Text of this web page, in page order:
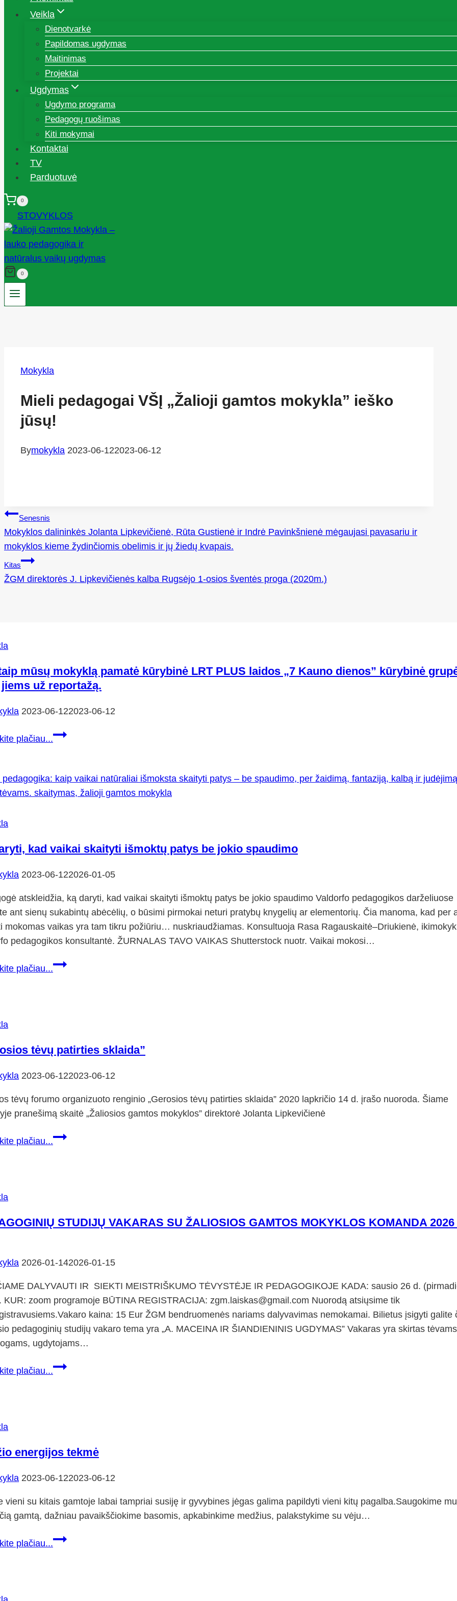
Veikla
Dienotvarkė
Papildomas ugdymas
Maitinimas
Projektai
Ugdymas
Ugdymo programa
Pedagogų ruošimas
Kiti mokymai
Kontaktai
TV
Parduotuvė
0
STOVYKLOS
0
Mokykla
Mieli pedagogai VŠĮ „Žalioji gamtos mokykla” ieško
jūsų!
Bymokykla 2023-06-122023-06-12
Navigacija
tarp
įrašų
Senesnis
Mokyklos dalininkės Jolanta Lipkevičienė, Rūta Gustienė ir Indrė Pavinkšnienė mėgaujasi pavasariu ir
mokyklos kieme žydinčiomis obelimis ir jų žiedų kvapais.
Kitas
ŽGM direktorės J. Lipkevičienės kalba Rugsėjo 1-osios šventės proga (2020m.)
mūsų mokyklą pamatė kūrybinė LRT PLUS laidos „7 Kauno dienos” kūrybinė
už reportažą.
2023-06-122023-06-12
plačiau...Štai
mokyklą
pamatė
laidos
Kauno
kūrybinė
už
kad vaikai skaityti išmoktų patys be jokio spaudimo
2023-06-122026-01-05
atskleidžia, ką daryti, kad vaikai skaityti išmoktų patys be jokio spaudimo Valdorfo pedagogikos darželiuose
ant sienų sukabintų abėcėlių, o būsimi pirmokai neturi pratybų knygelių ar elementorių. Čia manoma, kad per
mokomas vaikas yra tam tikru požiūriu… nuskriaudžiamas. Konsultuoja Rasa Ragauskaitė–Driukienė,
pedagogikos konsultantė. ŽURNALAS TAVO VAIKAS Shutterstock nuotr. Vaikai mokosi…
plačiau...Ką
patys
jokio
tėvų patirties sklaida”
2023-06-122023-06-12
tėvų forumo organizuoto renginio „Gerosios tėvų patirties sklaida” 2020 lapkričio 14 d. įrašo nuoroda. Šiame
pranešimą skaitė „Žaliosios gamtos mokyklos” direktorė Jolanta Lipkevičienė
plačiau...„Gerosios
STUDIJŲ VAKARAS SU ŽALIOSIOS GAMTOS MOKYKLOS KOMANDA 2026
2026-01-142026-01-15
DALYVAUTI IR SIEKTI MEISTRIŠKUMO TĖVYSTĖJE IR PEDAGOGIKOJE KADA: sausio 26 d.
KUR: zoom programoje BŪTINA REGISTRACIJA: zgm.laiskas@gmail.com Nuorodą atsiųsime tik
kaina: 15 Eur ŽGM bendruomenės nariams dalyvavimas nemokamai. Bilietus įsigyti galite
pedagoginių studijų vakaro tema yra „A. MACEINA IR ŠIANDIENINIS UGDYMAS” Vakaras yra skirtas
ugdytojams…
plačiau...PEDAGOGINIŲ
MOKYKLOS
2026
energijos tekmė
2023-06-122023-06-12
vieni su kitais gamtoje labai tampriai susiję ir gyvybines jėgas galima papildyti vieni kitų pagalba.Saugokime
gamtą, dažniau pavaikščiokime basomis, apkabinkime medžius, palakstykime su vėju…
plačiau...Medžio